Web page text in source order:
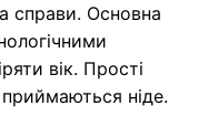
справи. Основна
вік. Прості
ніде.